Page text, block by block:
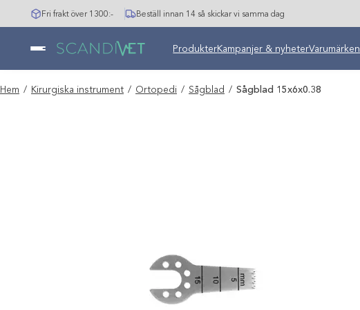
Hoppa
till
Fri frakt över 1300:- Beställ innan 14 så skickar vi samma dag
Undermeny stängd: Varumärken
ProdukterKampanjer & nyheterVarumärken
Hem / Kirurgiska instrument / Ortopedi / Sågblad / Sågblad 15x6x0.38